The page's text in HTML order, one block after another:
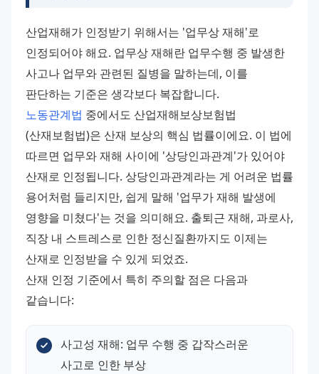
산업재해가 인정받기 위해서는 '업무상 재해'로
인정되어야 해요. 업무상 재해란 업무수행 중 발생한
사고나 업무와 관련된 질병을 말하는데, 이를
판단하는 기준은 생각보다 복잡합니다.
노동관계법 중에서도 산업재해보상보험법
(산재보험법)은 산재 보상의 핵심 법률이에요. 이 법에
따르면 업무와 재해 사이에 '상당인과관계'가 있어야
산재로 인정됩니다. 상당인과관계라는 게 어려운 법률
용어처럼 들리지만, 쉽게 말해 '업무가 재해 발생에
영향을 미쳤다'는 것을 의미해요. 출퇴근 재해, 과로사,
직장 내 스트레스로 인한 정신질환까지도 이제는
산재로 인정받을 수 있게 되었죠.
산재 인정 기준에서 특히 주의할 점은 다음과
같습니다:
사고성 재해: 업무 수행 중 갑작스러운
사고로 인한 부상